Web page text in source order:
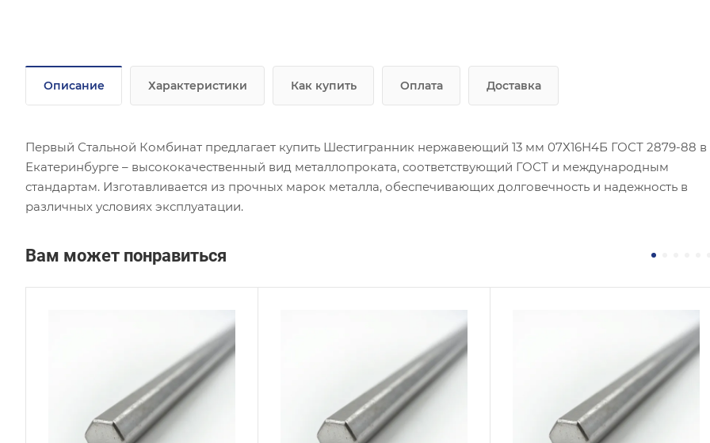
Описание Характеристики Как купить Оплата Доставка
Первый Стальной Комбинат предлагает купить Шестигранник нержавеющий 13 мм 07Х16Н4Б ГОСТ 2879-88 в
Екатеринбурге – высококачественный вид металлопроката, соответствующий ГОСТ и международным
стандартам. Изготавливается из прочных марок металла, обеспечивающих долговечность и надежность в
различных условиях эксплуатации.
Вам может понравиться
ГОСТ 2879-88
Технология изготовления
Горячекатаный
Диаметр, мм
ГОСТ 2879-88
Технология изготовления
Горячекатаный
Диаметр, мм
ГОСТ 2879-88
Технология изготовления
Горячекатаный
Диаметр, мм